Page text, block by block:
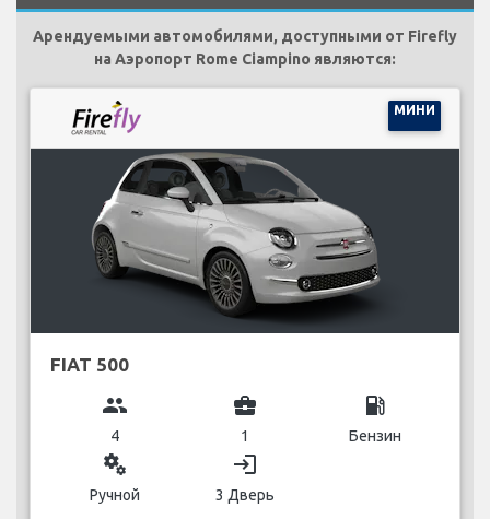
Арендуемыми автомобилями, доступными от Firefly
на Аэропорт Rome Ciampino являются:
МИНИ
FIAT 500
group
4
business_center
1
local_gas_station
Бензин
miscellaneous_services
Ручной
login
3 Дверь